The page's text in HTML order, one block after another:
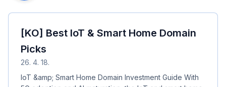
[KO] Best IoT & Smart Home Domain
Picks
26. 4. 18.
IoT &amp; Smart Home Domain Investment Guide With